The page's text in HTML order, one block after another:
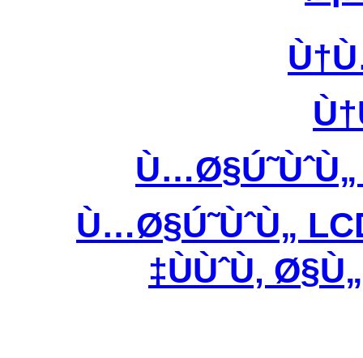
Ù…Ø§Ú˜ÙˆÙ„
ÙÙˆÙ‚